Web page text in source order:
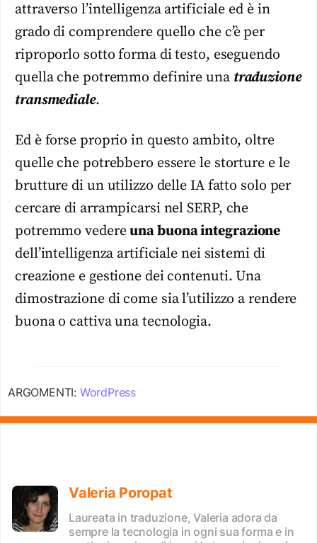
attraverso l’intelligenza artificiale ed è in
grado di comprendere quello che c’è per
riproporlo sotto forma di testo, eseguendo
quella che potremmo definire una traduzione
transmediale.
Ed è forse proprio in questo ambito, oltre
quelle che potrebbero essere le storture e le
brutture di un utilizzo delle IA fatto solo per
cercare di arrampicarsi nel SERP, che
potremmo vedereuna buona integrazione
dell’intelligenza artificiale nei sistemi di
creazione e gestione dei contenuti. Una
dimostrazione di come sia l’utilizzo a rendere
buona o cattiva una tecnologia.
ARGOMENTI: WordPress
Valeria Poropat
Laureata in traduzione, Valeria adora da
sempre la tecnologia in ogni sua forma e in